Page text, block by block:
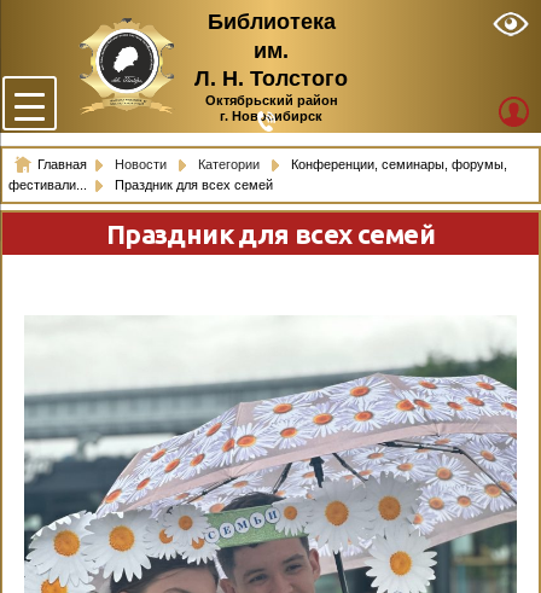
Библиотека
им.
Л. Н. Толстого
Октябрьский район
г. Новосибирск
Главная Новости Категории
Конференции, семинары, форумы,
фестивали...
Праздник для всех семей
Праздник для всех семей